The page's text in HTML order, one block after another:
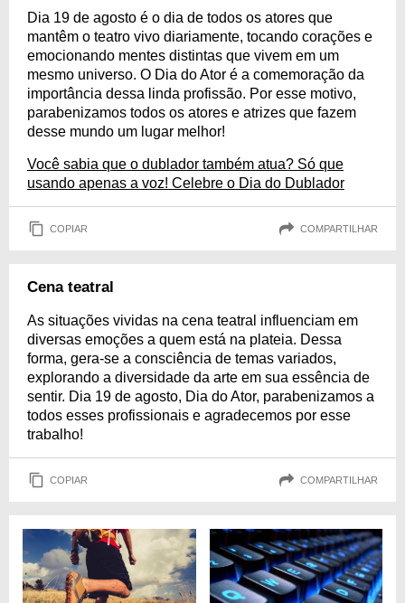
Dia 19 de agosto é o dia de todos os atores que
mantêm o teatro vivo diariamente, tocando corações e
emocionando mentes distintas que vivem em um
mesmo universo. O Dia do Ator é a comemoração da
importância dessa linda profissão. Por esse motivo,
parabenizamos todos os atores e atrizes que fazem
desse mundo um lugar melhor!
Você sabia que o dublador também atua? Só que
usando apenas a voz! Celebre o Dia do Dublador
COPIAR COMPARTILHAR
Cena teatral
As situações vividas na cena teatral influenciam em
diversas emoções a quem está na plateia. Dessa
forma, gera-se a consciência de temas variados,
explorando a diversidade da arte em sua essência de
sentir. Dia 19 de agosto, Dia do Ator, parabenizamos a
todos esses profissionais e agradecemos por esse
trabalho!
COPIAR COMPARTILHAR